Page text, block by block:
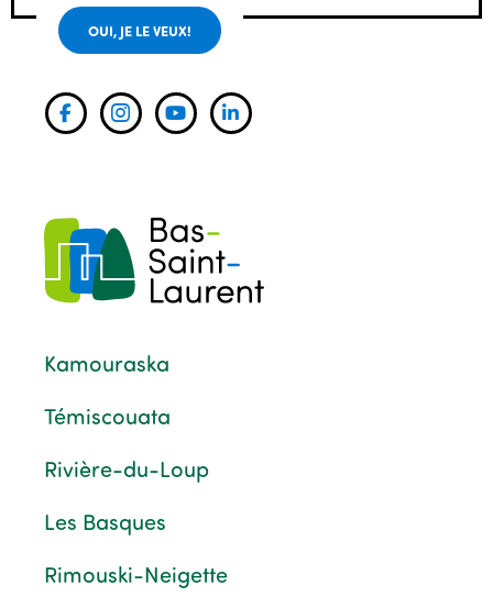
OUI, JE LE VEUX!
Kamouraska
Témiscouata
Rivière-du-Loup
Les Basques
Rimouski-Neigette